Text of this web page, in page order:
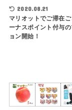
2020.08.21
マリオットでご滞在
ーナスポイント付与
ョン開始！